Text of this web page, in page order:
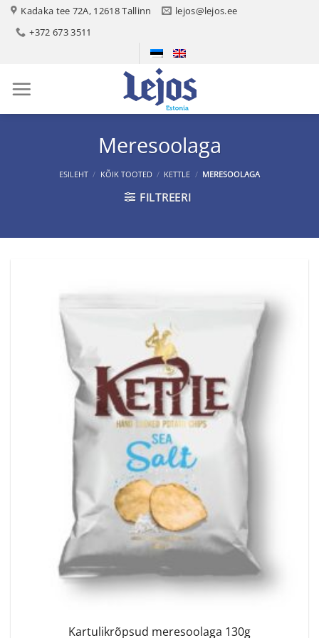
Skip
content
Kadaka tee 72A, 12618 Tallinn
lejos@lejos.ee
+372 673 3511
Meresoolaga
ESILEHT / KÕIK TOOTED / KETTLE / MERESOOLAGA
FILTREERI
Kartulikrõpsud meresoolaga 130g